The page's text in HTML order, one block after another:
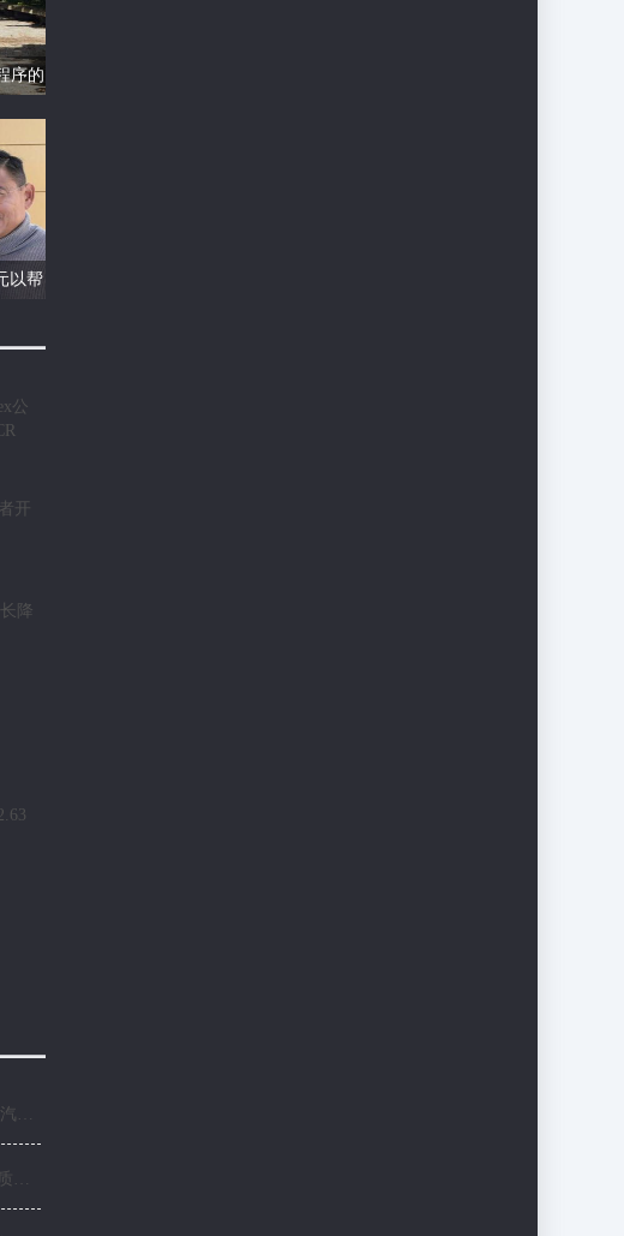
序的
以帮
公
开
降
国产车三巨头齐聚南京：160亿合作拉开中国汽车产业变革序幕
江西制定出台22条举措 促进工业消费扩容提质稳增长